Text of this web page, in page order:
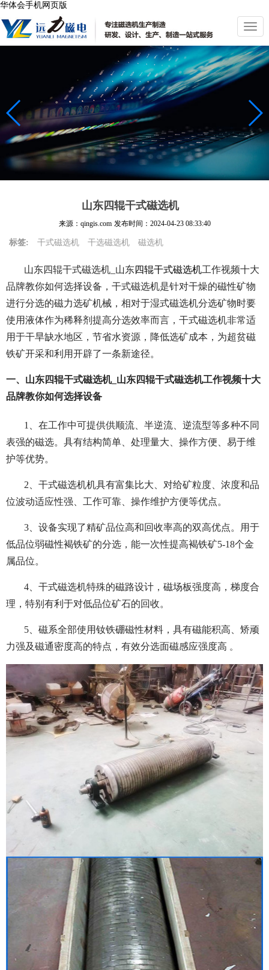
华体会手机网页版
切
换
导
航
山东四辊干式磁选机
来源：qingis.com 发布时间： 2024-04-23 08:33:40
标签: 干式磁选机 干选磁选机 磁选机
山东四辊干式磁选机_山东四辊干式磁选机工作视频十大
品牌教你如何选择设备，干式磁选机是针对干燥的磁性矿物
进行分选的磁力选矿机械，相对于湿式磁选机分选矿物时要
使用液体作为稀释剂提高分选效率而言，干式磁选机非常适
用于干旱缺水地区，节省水资源，降低选矿成本，为超贫磁
铁矿开采和利用开辟了一条新途径。
一、山东四辊干式磁选机_山东四辊干式磁选机工作视频十大
品牌教你如何选择设备
1、在工作中可提供供顺流、半逆流、逆流型等多种不同
表强的磁选。具有结构简单、处理量大、操作方便、易于维
护等优势。
2、干式磁选机机具有富集比大、对给矿粒度、浓度和品
位波动适应性强、工作可靠、操作维护方便等优点。
3、设备实现了精矿品位高和回收率高的双高优点。用于
低品位弱磁性褐铁矿的分选，能一次性提高褐铁矿5-18个金
属品位。
4、干式磁选机特殊的磁路设计，磁场板强度高，梯度合
理，特别有利于对低品位矿石的回收。
5、磁系全部使用钕铁硼磁性材料，具有磁能积高、矫顽
力强及磁通密度高的特点，有效分选面磁感应强度高 。